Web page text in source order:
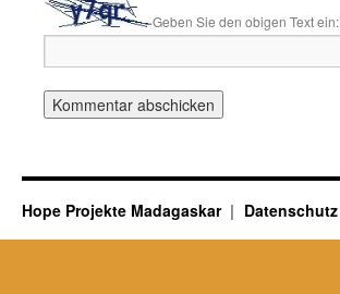
Geben Sie den obigen Text ein:
Hope Projekte Madagaskar Datenschutz